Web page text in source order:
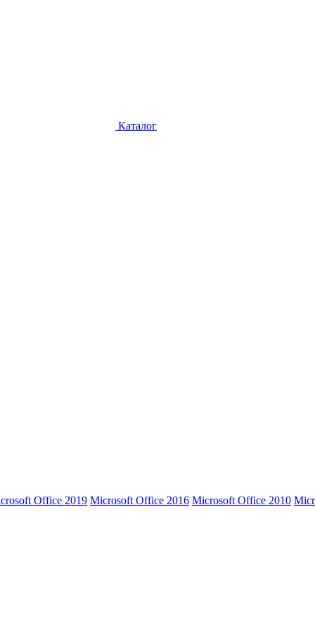
Каталог
Office 2019 Microsoft Office 2016 Microsoft Office 2010